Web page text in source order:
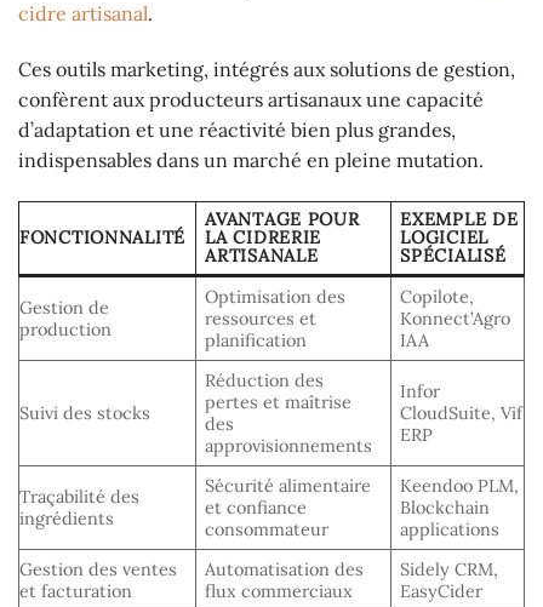
cidre artisanal.
Ces outils marketing, intégrés aux solutions de gestion,
confèrent aux producteurs artisanaux une capacité
d’adaptation et une réactivité bien plus grandes,
indispensables dans un marché en pleine mutation.
FONCTIONNALITÉ
AVANTAGE POUR
LA CIDRERIE
ARTISANALE
EXEMPLE DE
LOGICIEL
SPÉCIALISÉ
Gestion de
production
Optimisation des
ressources et
planification
Copilote,
Konnect’Agro
IAA
Suivi des stocks
Réduction des
pertes et maîtrise
des
approvisionnements
Infor
CloudSuite, Vif
ERP
Traçabilité des
ingrédients
Sécurité alimentaire
et confiance
consommateur
Keendoo PLM,
Blockchain
applications
Gestion des ventes
et facturation
Automatisation des
flux commerciaux
Sidely CRM,
EasyCider